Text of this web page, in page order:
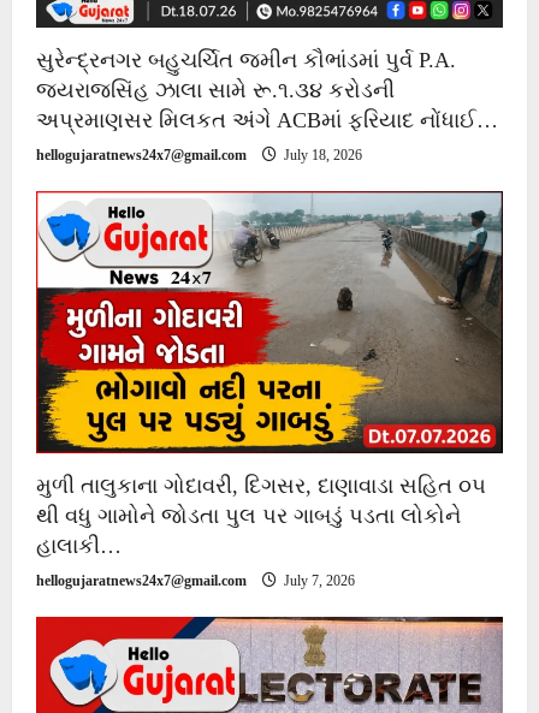
સુરેન્દ્રનગર બહુચર્ચિત જમીન કૌભાંડમાં પુર્વ P.A.
જયરાજસિંહ ઝાલા સામે રૂ.૧.૩૪ કરોડની
અપ્રમાણસર મિલકત અંગે ACBમાં ફરિયાદ નોંધાઈ…
hellogujaratnews24x7@gmail.com July 18, 2026
મુળી તાલુકાના ગોદાવરી, દિગસર, દાણાવાડા સહિત ૦૫
થી વધુ ગામોને જોડતા પુલ પર ગાબડું પડતા લોકોને
હાલાકી…
hellogujaratnews24x7@gmail.com July 7, 2026